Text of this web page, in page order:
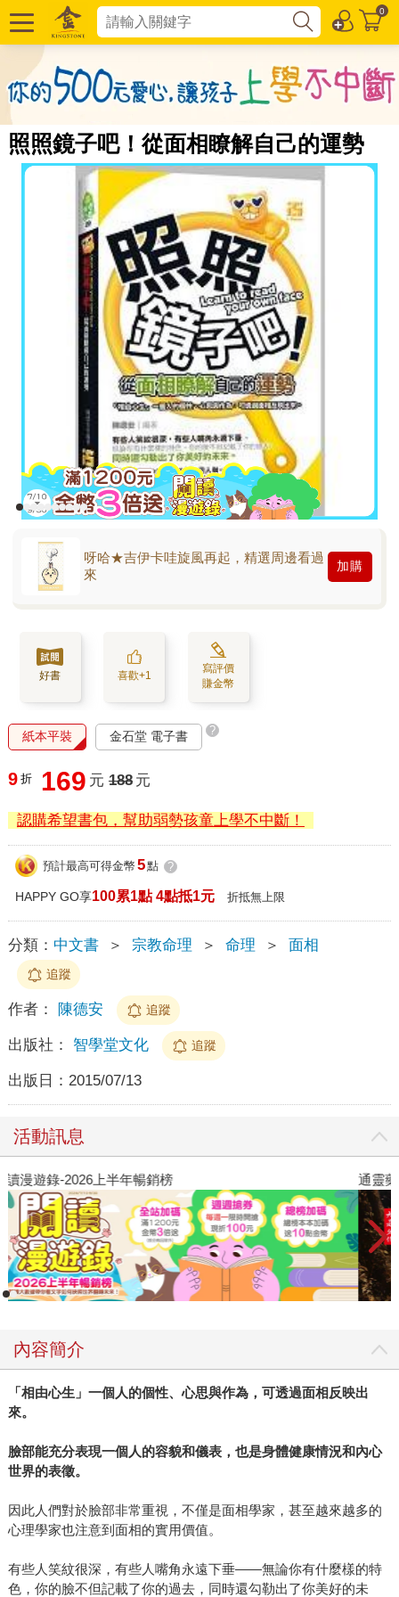
0
照照鏡子吧！從面相瞭解自己的運勢
呀哈★吉伊卡哇旋風再起，精選周邊看過
來
加購
好書 喜歡+1
寫評價
賺金幣
紙本平裝 金石堂 電子書 ?
9 折 169 元 188 元
認購希望書包，幫助弱勢孩童上學不中斷！
預計最高可得金幣 5點 ?
HAPPY GO享100累1點 4點抵1元 折抵無上限
分類： 中文書 ＞ 宗教命理 ＞ 命理 ＞ 面相
追蹤
作者： 陳德安 追蹤
出版社： 智學堂文化 追蹤
出版日： 2015/07/13
活動訊息
閱讀漫遊錄-2026上半年暢銷榜 通
內容簡介
「相由心生」一個人的個性、心思與作為，可透過面相反映出
來。
臉部能充分表現一個人的容貌和儀表，也是身體健康情況和內心
世界的表徵。
因此人們對於臉部非常重視，不僅是面相學家，甚至越來越多的
心理學家也注意到面相的實用價值。
有些人笑紋很深，有些人嘴角永遠下垂——無論你有什麼樣的特
色，你的臉不但記載了你的過去，同時還勾勒出了你美好的未